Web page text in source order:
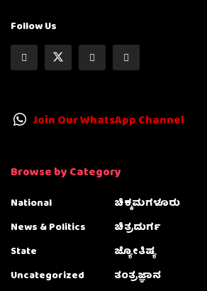
Follow Us
Join Our WhatsApp Channel
Browse by Category
National
News & Politics
State
Uncategorized
ಚಿಕ್ಕಮಗಳೂರು
ಚಿತ್ರದುರ್ಗ
ಜ್ಯೋತಿಷ್ಯ
ತಂತ್ರಜ್ಞಾನ